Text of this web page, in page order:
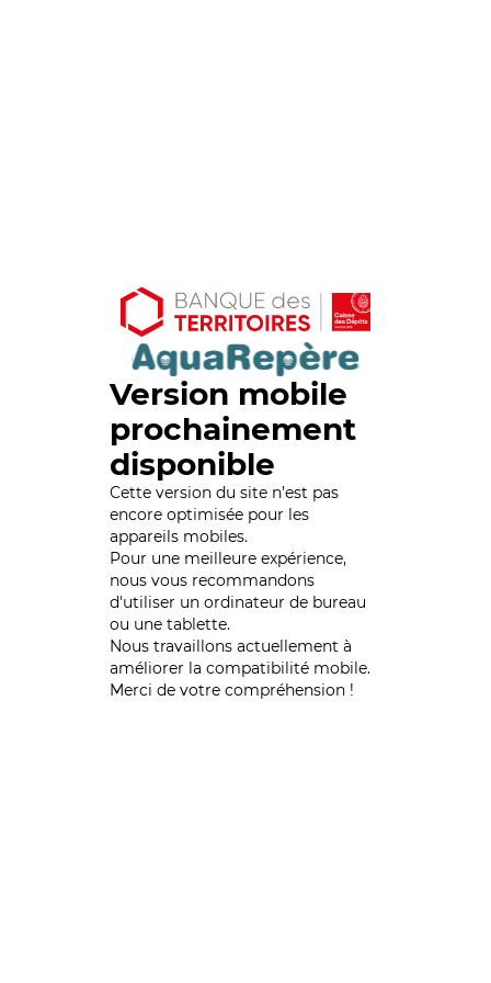
Version mobile
prochainement
disponible
Cette version du site n’est pas
encore optimisée pour les
appareils mobiles.
Pour une meilleure expérience,
nous vous recommandons
d'utiliser un ordinateur de bureau
ou une tablette.
Nous travaillons actuellement à
améliorer la compatibilité mobile.
Merci de votre compréhension !